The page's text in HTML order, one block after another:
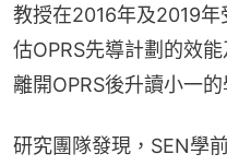
教授在2016年及2019
估OPRS先導計劃的效
離開OPRS後升讀小一的
研究團隊發現，SEN學